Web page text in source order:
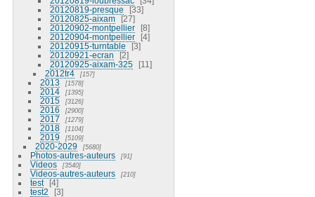
20120819-presque
33
20120825-aixam
27
20120902-montpellier
8
20120904-montpellier
4
20120915-turntable
3
20120921-ecran
2
20120925-aixam-325
11
2012tr4
157
2013 1578
2014 1395
2015 3126
2016 2900
2017 1279
2018 1104
2019 5109
2020-2029 5680
Photos-autres-auteurs 91
Videos 3540
Videos-autres-auteurs 210
test
4
test2
3